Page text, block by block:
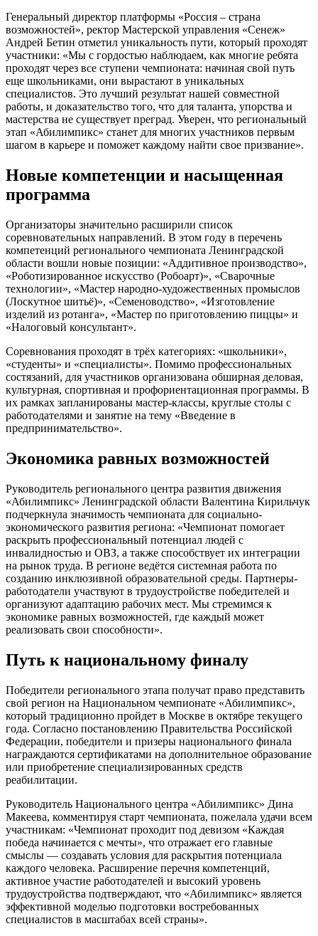
Генеральный директор платформы «Россия – страна
возможностей», ректор Мастерской управления «Сенеж»
Андрей Бетин отметил уникальность пути, который проходят
участники: «Мы с гордостью наблюдаем, как многие ребята
проходят через все ступени чемпионата: начиная свой путь
еще школьниками, они вырастают в уникальных
специалистов. Это лучший результат нашей совместной
работы, и доказательство того, что для таланта, упорства и
мастерства не существует преград. Уверен, что региональный
этап «Абилимпикс» станет для многих участников первым
шагом в карьере и поможет каждому найти свое призвание».
Новые компетенции и насыщенная
программа
Организаторы значительно расширили список
соревновательных направлений. В этом году в перечень
компетенций регионального чемпионата Ленинградской
области вошли новые позиции: «Аддитивное производство»,
«Роботизированное искусство (Робоарт)», «Сварочные
технологии», «Мастер народно-художественных промыслов
(Лоскутное шитьё)», «Семеноводство», «Изготовление
изделий из ротанга», «Мастер по приготовлению пиццы» и
«Налоговый консультант».
Соревнования проходят в трёх категориях: «школьники»,
«студенты» и «специалисты». Помимо профессиональных
состязаний, для участников организована обширная деловая,
культурная, спортивная и профориентационная программы. В
их рамках запланированы мастер-классы, круглые столы с
работодателями и занятие на тему «Введение в
предпринимательство».
Экономика равных возможностей
Руководитель регионального центра развития движения
«Абилимпикс» Ленинградской области Валентина Кирильчук
подчеркнула значимость чемпионата для социально-
экономического развития региона: «Чемпионат помогает
раскрыть профессиональный потенциал людей с
инвалидностью и ОВЗ, а также способствует их интеграции
на рынок труда. В регионе ведётся системная работа по
созданию инклюзивной образовательной среды. Партнеры-
работодатели участвуют в трудоустройстве победителей и
организуют адаптацию рабочих мест. Мы стремимся к
экономике равных возможностей, где каждый может
реализовать свои способности».
Путь к национальному финалу
Победители регионального этапа получат право представить
свой регион на Национальном чемпионате «Абилимпикс»,
который традиционно пройдет в Москве в октябре текущего
года. Согласно постановлению Правительства Российской
Федерации, победители и призеры национального финала
награждаются сертификатами на дополнительное образование
или приобретение специализированных средств
реабилитации.
Руководитель Национального центра «Абилимпикс» Дина
Макеева, комментируя старт чемпионата, пожелала удачи всем
участникам: «Чемпионат проходит под девизом «Каждая
победа начинается с мечты», что отражает его главные
смыслы — создавать условия для раскрытия потенциала
каждого человека. Расширение перечня компетенций,
активное участие работодателей и высокий уровень
трудоустройства подтверждают, что «Абилимпикс» является
эффективной моделью подготовки востребованных
специалистов в масштабах всей страны».